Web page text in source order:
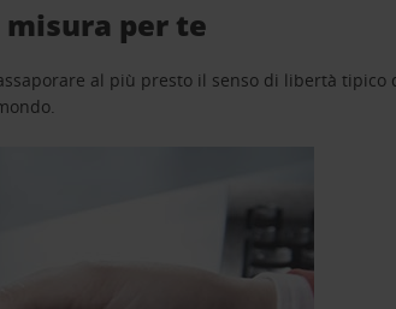
misura per te
al più presto il senso di libertà